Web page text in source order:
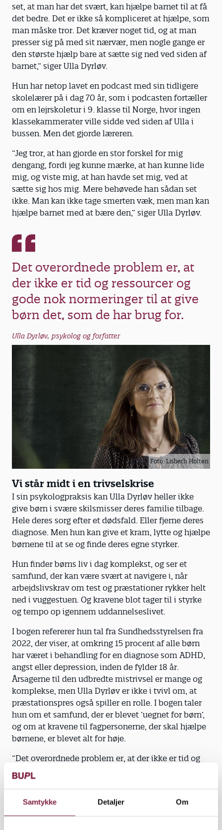
Samtykke Detaljer Om
Kropslig uro:For eksempel når et ellers
roligt barn pludseligt begynder at hoppe
nervøst med benet.
Rastløshed og
koncentrationsproblemer:
sit Lego-projekt, se en film færdig, eller
barnet forlader bordet, før måltidet er
færdigt.
Ændret søvnmønster (øget træthed):
Barnet bruger længere tid på at falde i
søvn, eller virker uoplagt og træt,
selvom barnet har sovet.
Manglende impulskontrol:Det kan
være pludselige vredesudbrud eller
sprog eller slår ud fysisk. Man skal være
obs på ens egen rolle i, at barnet
reagerer.
Skærpede sanser:Barnet reagerer mere
berøring.
Et barn med et overbelastet
nervesystem begynder ofte at
overtænke og overbekymre sig.
Barnet kan blive meget
detaljeorienteret i mangel på kontrol og
for eksempel spørger: ’Hvad skal jeg i
morgen?’ Og ’Hvem henter mig i dag?’
Barnet føler sig på usikker grund.
Tristhed:Barnet bliver nemmere ked af
det, griner ikke så meget, og glimtet i
øjet forsvinder.
Negativ selvopfattelse og skyldfølelse:
Barnet er begyndt at tænke, at det nok
mistrivsel som sit eget ansvar. Det skal
altid tages meget alvorligt.
Føler sig misforstået:Barnet kan virke
sur på sine omgivelser og være meget
følsomt over for andres mimik.
Indelukket adfærd:
Barnet trækker sig
fra sociale sammenhænge og
fritidsinteresser.
Ensomhed: Barnet stopper med at se
kammerater. Måske har barnet selv en
uhensigtsmæssig adfærd, der får andre
til at trække sig, eller barnet bliver
ekskluderet uden grund.
er det en god ide at notere fraværet og
årsager og mulige sammenhænge for at
set, at man har det svært, kan hjælpe barnet til at få
det bedre. Det er ikke så kompliceret at hjælpe, som
man måske tror. Det kræver noget tid, og at man
presser sig på med sit nærvær, men nogle gange er
den største hjælp bare at sætte sig ned ved siden af
barnet,” siger Ulla Dyrløv.
Hun har netop lavet en podcast med sin tidligere
skolelærer på i dag 70 år, som i podcasten fortæller
om en lejrskoletur i 9. klasse til Norge, hvor ingen
klassekammerater ville sidde ved siden af Ulla i
bussen. Men det gjorde læreren.
”Jeg tror, at han gjorde en stor forskel for mig
dengang, fordi jeg kunne mærke, at han kunne lide
mig, og viste mig, at han havde set mig, ved at
sætte sig hos mig. Mere behøvede han sådan set
ikke. Man kan ikke tage smerten væk, men man kan
hjælpe barnet med at bære den,” siger Ulla Dyrløv.
Det overordnede problem er, at
der ikke er tid og ressourcer og
gode nok normeringer til at give
børn det, som de har brug for.
Ulla Dyrløv, psykolog og forfatter
Foto: Lisbeth Holten
Vi står midt i en trivselskrise
I sin psykologpraksis kan Ulla Dyrløv heller ikke
give børn i svære skilsmisser deres familie tilbage.
Hele deres sorg efter et dødsfald. Eller fjerne deres
diagnose. Men hun kan give et kram, lytte og hjælpe
børnene til at se og finde deres egne styrker.
Hun finder børns liv i dag komplekst, og ser et
samfund, der kan være svært at navigere i, når
arbejdslivskrav om test og præstationer rykker helt
ned i vuggestuen. Og kravene blot tager til i styrke
og tempo op igennem uddannelseslivet.
I bogen refererer hun tal fra Sundhedsstyrelsen fra
2022, der viser, at omkring 15 procent af alle børn
har været i behandling for en diagnose som ADHD,
angst eller depression, inden de fylder 18 år.
Årsagerne til den udbredte mistrivsel er mange og
komplekse, men Ulla Dyrløv er ikke i tvivl om, at
præstationspres også spiller en rolle. I bogen taler
hun om et samfund, der er blevet ’uegnet for børn’,
og om at kravene til fagpersonerne, der skal hjælpe
børnene, er blevet alt for høje.
”Det overordnede problem er, at der ikke er tid og
ressourcer og gode nok normeringer til at give børn
det, som de har brug for. Pædagoger ved godt, at
kvaliteten af den kontakt, barnet har med andre
mennesker. Og derfor er det hårdt at være pædagog,